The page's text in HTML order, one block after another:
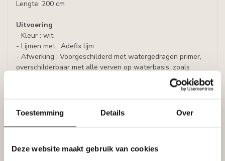
Toestemming Details Over
Deze website maakt gebruik van cookies
Lengte: 200 cm
Uitvoering
- Kleur : wit
- Lijmen met : Adefix lijm
- Afwerking : Voorgeschilderd met watergedragen primer,
overschilderbaar met alle verven op waterbasis, zoals
Analoog: DECOFLAIR Sierlijst plint FL1 8x1,3x200 cm
Leverancier